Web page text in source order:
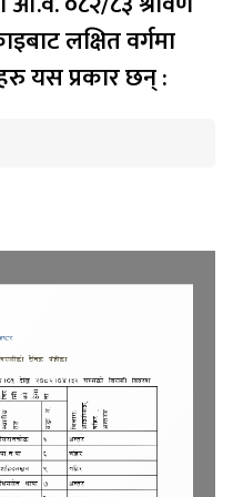
लक्षित वर्गमा
यस प्रकार छन् :